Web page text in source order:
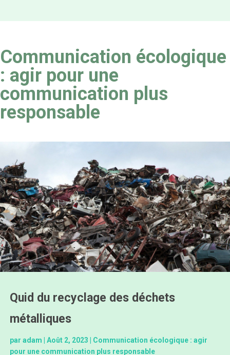
Communication écologique
: agir pour une
communication plus
responsable
Quid du recyclage des déchets
métalliques
par adam | Août 2, 2023 | Communication écologique : agir
pour une communication plus responsable